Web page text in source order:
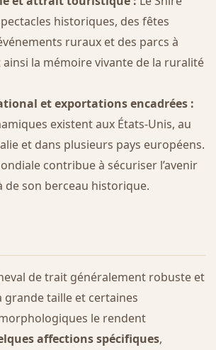
historiques, des fêtes
ruraux et des parcs à
la mémoire vivante de la ruralité
et exportations encadrées :
existent aux États-Unis, au
et dans plusieurs pays européens.
contribue à sécuriser l’avenir
de son berceau historique.
de trait généralement robuste et
grande taille et certaines
le rendent
affections spécifiques,